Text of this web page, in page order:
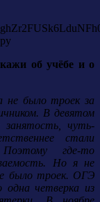
об учёбе и о
не было троек за
В девятом
занятость, чуть-
стали
где-то
Но я не
было троек. ОГЭ
одна четверка из